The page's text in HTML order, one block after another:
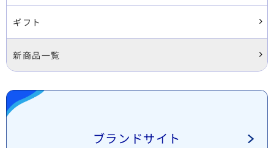
ギフト
新商品一覧
ブランドサイト